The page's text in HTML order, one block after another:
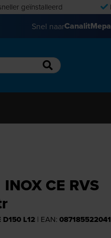
geïnstalleerd
Snel naarCanalit
CE RVS
D150 L12 | EAN: